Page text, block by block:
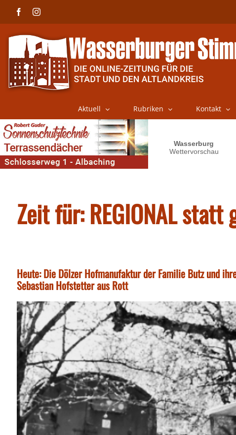
FacebookInstagram
Aktuell Rubriken Kontakt
Zeit für: REGIONAL statt
Heute: Die Dölzer Hofmanufaktur der Familie Butz und
Sebastian Hofstetter aus Rott